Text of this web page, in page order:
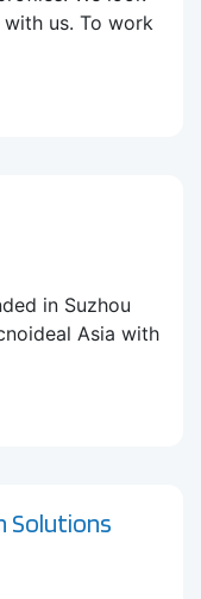
us. To work
in Suzhou
Asia with
Solutions